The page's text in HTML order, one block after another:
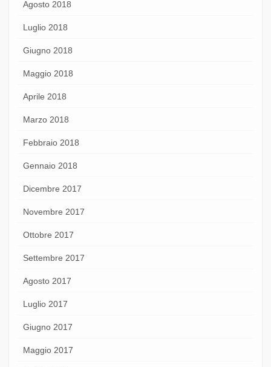
Agosto 2018
Luglio 2018
Giugno 2018
Maggio 2018
Aprile 2018
Marzo 2018
Febbraio 2018
Gennaio 2018
Dicembre 2017
Novembre 2017
Ottobre 2017
Settembre 2017
Agosto 2017
Luglio 2017
Giugno 2017
Maggio 2017